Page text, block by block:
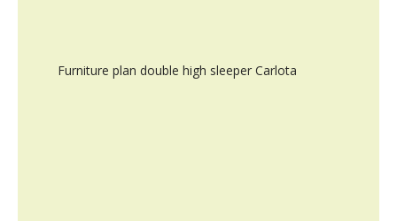
Furniture plan double high sleeper Carlota